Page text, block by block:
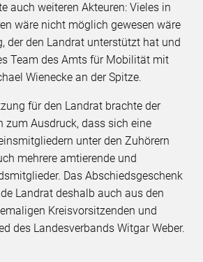
auch weiteren Akteuren: Vieles in
wäre nicht möglich gewesen wäre
der den Landrat unterstützt hat und
Team des Amts für Mobilität mit
Wienecke an der Spitze.
für den Landrat brachte der
zum Ausdruck, dass sich eine
unter den Zuhörern
mehrere amtierende und
Das Abschiedsgeschenk
Landrat deshalb auch aus den
Kreisvorsitzenden und
des Landesverbands Witgar Weber.